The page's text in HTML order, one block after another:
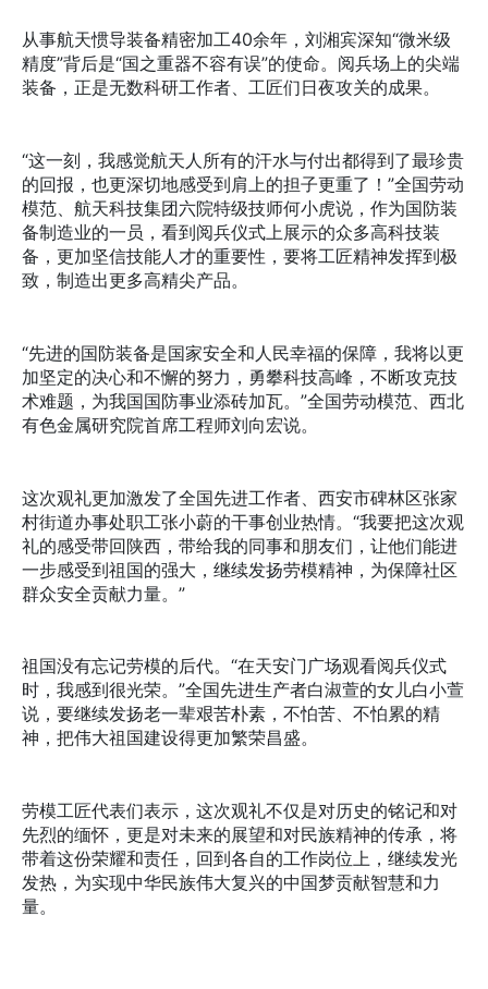
从事航天惯导装备精密加工40余年，刘湘宾深知“微米级
精度”背后是“国之重器不容有误”的使命。阅兵场上的尖端
装备，正是无数科研工作者、工匠们日夜攻关的成果。
“这一刻，我感觉航天人所有的汗水与付出都得到了最珍贵
的回报，也更深切地感受到肩上的担子更重了！”全国劳动
模范、航天科技集团六院特级技师何小虎说，作为国防装
备制造业的一员，看到阅兵仪式上展示的众多高科技装
备，更加坚信技能人才的重要性，要将工匠精神发挥到极
致，制造出更多高精尖产品。
“先进的国防装备是国家安全和人民幸福的保障，我将以更
加坚定的决心和不懈的努力，勇攀科技高峰，不断攻克技
术难题，为我国国防事业添砖加瓦。”全国劳动模范、西北
有色金属研究院首席工程师刘向宏说。
这次观礼更加激发了全国先进工作者、西安市碑林区张家
村街道办事处职工张小蔚的干事创业热情。“我要把这次观
礼的感受带回陕西，带给我的同事和朋友们，让他们能进
一步感受到祖国的强大，继续发扬劳模精神，为保障社区
群众安全贡献力量。”
祖国没有忘记劳模的后代。“在天安门广场观看阅兵仪式
时，我感到很光荣。”全国先进生产者白淑萱的女儿白小萱
说，要继续发扬老一辈艰苦朴素，不怕苦、不怕累的精
神，把伟大祖国建设得更加繁荣昌盛。
劳模工匠代表们表示，这次观礼不仅是对历史的铭记和对
先烈的缅怀，更是对未来的展望和对民族精神的传承，将
带着这份荣耀和责任，回到各自的工作岗位上，继续发光
发热，为实现中华民族伟大复兴的中国梦贡献智慧和力
量。